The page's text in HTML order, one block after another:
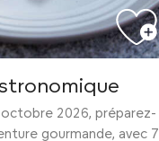
2026, préparez-
gourmande, avec 7